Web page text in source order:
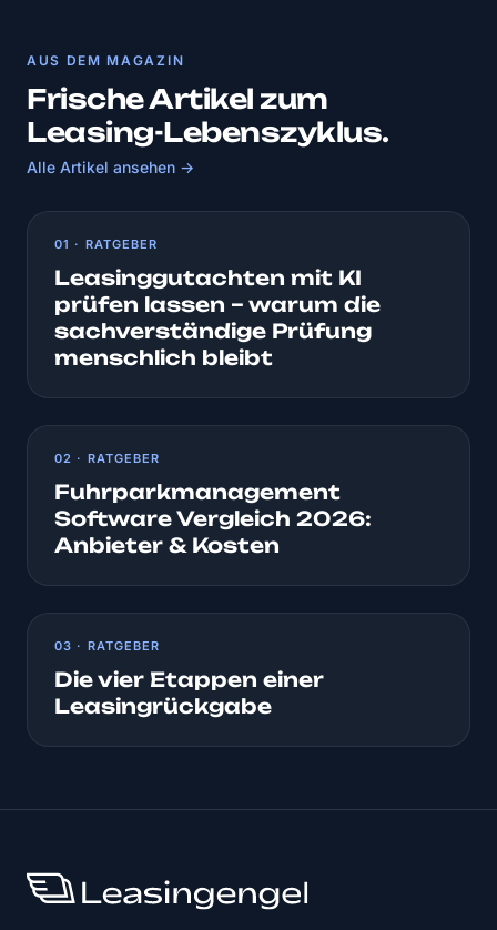
AUS DEM MAGAZIN
Frische Artikel zum
Leasing-Lebenszyklus.
Alle Artikel ansehen →
01 · RATGEBER
Leasinggutachten mit KI
prüfen lassen – warum die
sachverständige Prüfung
menschlich bleibt
02 · RATGEBER
Fuhrparkmanagement
Software Vergleich 2026:
Anbieter & Kosten
03 · RATGEBER
Die vier Etappen einer
Leasingrückgabe